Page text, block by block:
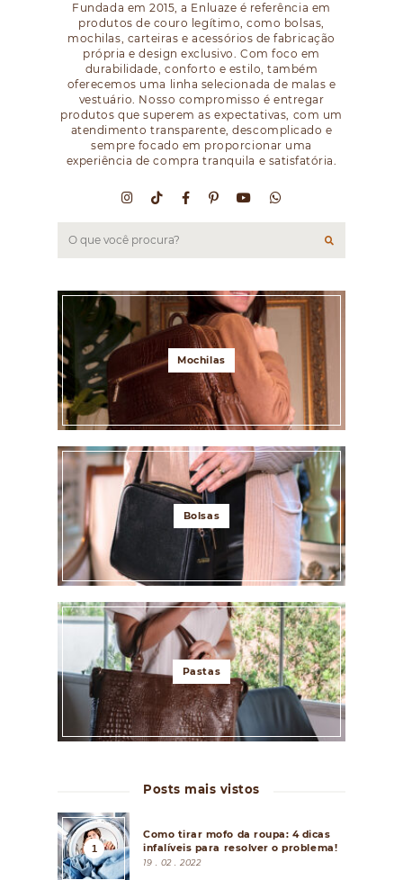
Fundada em 2015, a Enluaze é referência em
produtos de couro legítimo, como bolsas,
mochilas, carteiras e acessórios de fabricação
própria e design exclusivo. Com foco em
durabilidade, conforto e estilo, também
oferecemos uma linha selecionada de malas e
vestuário. Nosso compromisso é entregar
produtos que superem as expectativas, com um
atendimento transparente, descomplicado e
sempre focado em proporcionar uma
experiência de compra tranquila e satisfatória.
Mochilas
Bolsas
Pastas
Posts mais vistos
Como tirar mofo da roupa: 4 dicas
infalíveis para resolver o problema!
19 . 02 . 2022